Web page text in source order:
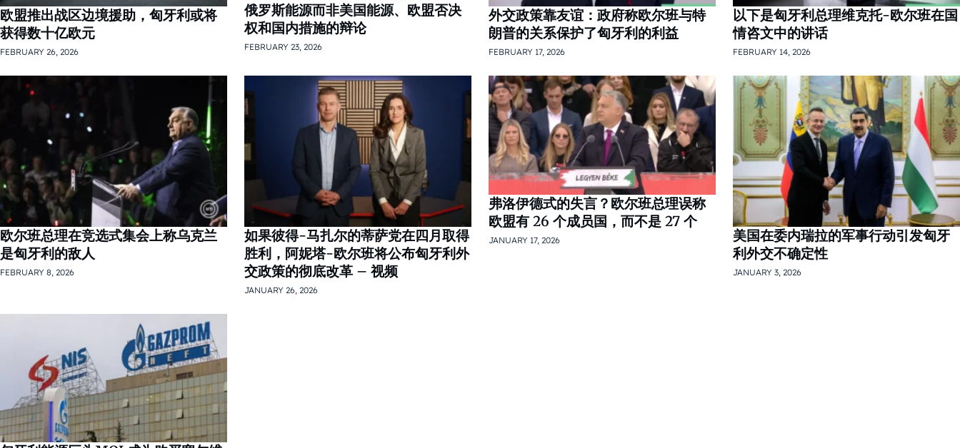
欧盟推出战区边境援助，匈牙利或将
获得数十亿欧元
FEBRUARY 26, 2026
俄罗斯能源而非美国能源、欧盟否决
权和国内措施的辩论
FEBRUARY 23, 2026
外交政策靠友谊：政府称欧尔班与特
朗普的关系保护了匈牙利的利益
FEBRUARY 17, 2026
以下是匈牙利总理维克托-欧尔班在国
情咨文中的讲话
FEBRUARY 14, 2026
欧尔班总理在竞选式集会上称乌克兰
是匈牙利的敌人
FEBRUARY 8, 2026
如果彼得-马扎尔的蒂萨党在四月取得
胜利，阿妮塔-欧尔班将公布匈牙利外
交政策的彻底改革 – 视频
JANUARY 26, 2026
弗洛伊德式的失言？欧尔班总理误称
欧盟有 26 个成员国，而不是 27 个
JANUARY 17, 2026
美国在委内瑞拉的军事行动引发匈牙
利外交不确定性
JANUARY 3, 2026